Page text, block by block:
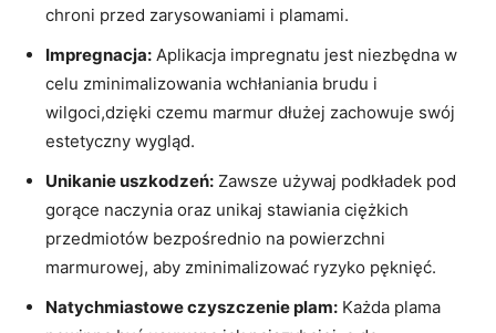
chroni przed zarysowaniami i plamami.
Impregnacja: Aplikacja impregnatu jest niezbędna w
celu zminimalizowania wchłaniania brudu i
wilgoci,dzięki czemu marmur dłużej zachowuje swój
estetyczny wygląd.
Unikanie uszkodzeń: Zawsze używaj podkładek pod
gorące naczynia oraz unikaj stawiania ciężkich
przedmiotów bezpośrednio na powierzchni
marmurowej, aby zminimalizować ryzyko pęknięć.
Natychmiastowe czyszczenie plam: Każda plama